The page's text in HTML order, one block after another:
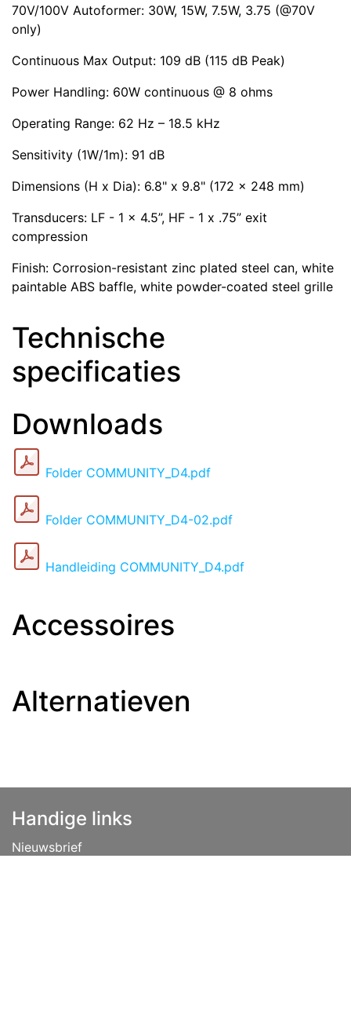
70V/100V Autoformer: 30W, 15W, 7.5W, 3.75 (@70V
only)
Continuous Max Output: 109 dB (115 dB Peak)
Power Handling: 60W continuous @ 8 ohms
Operating Range: 62 Hz – 18.5 kHz
Sensitivity (1W/1m): 91 dB
Dimensions (H x Dia): 6.8" x 9.8" (172 x 248 mm)
Transducers: LF - 1 x 4.5”, HF - 1 x .75” exit
compression
Finish: Corrosion-resistant zinc plated steel can, white
paintable ABS baffle, white powder-coated steel grille
Technische
specificaties
Downloads
Folder COMMUNITY_D4.pdf
Folder COMMUNITY_D4-02.pdf
Handleiding COMMUNITY_D4.pdf
Accessoires
Alternatieven
Handige links
Nieuwsbrief